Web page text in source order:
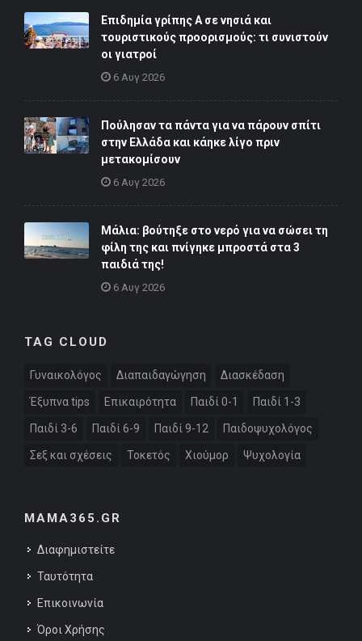
Επιδημία γρίπης Α σε νησιά και
τουριστικούς προορισμούς: τι συνιστούν
οι γιατροί
6 Αυγ 2026
Πούλησαν τα πάντα για να πάρουν σπίτι
στην Ελλάδα και κάηκε λίγο πριν
μετακομίσουν
6 Αυγ 2026
Μάλια: βούτηξε στο νερό για να σώσει τη
φίλη της και πνίγηκε μπροστά στα 3
παιδιά της!
6 Αυγ 2026
TAG CLOUD
Γυναικολόγος Διαπαιδαγώγηση Διασκέδαση
Έξυπνα tips Επικαιρότητα Παιδί 0-1 Παιδί 1-3
Παιδί 3-6 Παιδί 6-9 Παιδί 9-12 Παιδοψυχολόγος
Σεξ και σχέσεις Τοκετός Χιούμορ Ψυχολογία
MAMA365.GR
Διαφημιστείτε
Ταυτότητα
Επικοινωνία
Όροι Χρήσης